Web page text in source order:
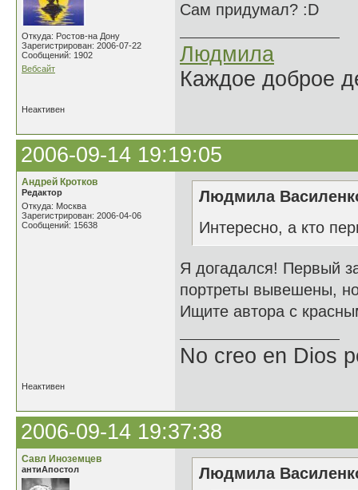
Откуда: Ростов-на Дону
Зарегистрирован: 2006-07-22
Сообщений: 1902
Вебсайт
Сам придумал? :D
Людмила
Каждое доброе
Неактивен
2006-09-14 19:19:05
Андрей Кротков
Редактор
Откуда: Москва
Зарегистрирован: 2006-04-06
Сообщений: 15638
Людмила
Интересно, а кто
Я догадался! Первый
портреты вывешены,
Ищите автора с
No creo en Dios
Неактивен
2006-09-14 19:37:38
Савл Иноземцев
антиАпостол
Людмила